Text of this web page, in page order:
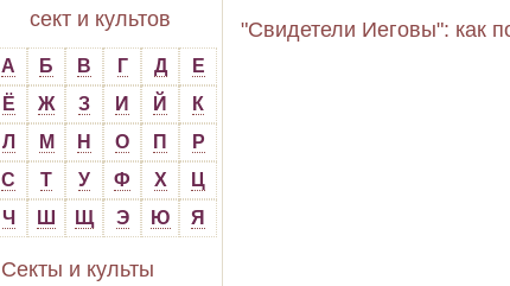
сект и культов
А Б В Г Д
Е
Ё
Ж З И Й
К
Л
М Н О П
Р
С
Т У Ф Х
Ц
Ч
Ш Щ Э Ю Я
Секты и культы
"Свидетели Иеговы": как